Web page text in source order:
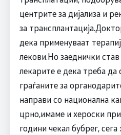
центрите за дијализа и
за
дека применуваат
лекови.Но заеднички
лекарите е дека треба да
граѓаните за
направи со национална
црно,имаме и хероски
години чекал бубрег,